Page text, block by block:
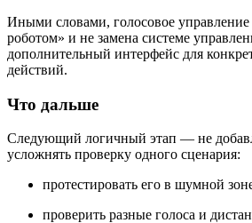
Иными словами, голосовое
роботом» и не замена системе
дополнительный интерфейс для
действий.
Что дальше
Следующий логичный этап — не
усложнять проверку одного сценария:
протестировать его в шумной
проверить разные голоса и